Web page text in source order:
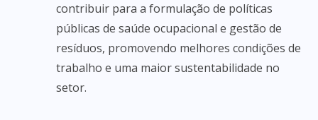
contribuir para a formulação de políticas
públicas de saúde ocupacional e gestão de
resíduos, promovendo melhores condições de
trabalho e uma maior sustentabilidade no
setor.